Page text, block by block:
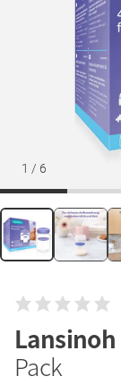
1 / 6
Lansinoh
Pack